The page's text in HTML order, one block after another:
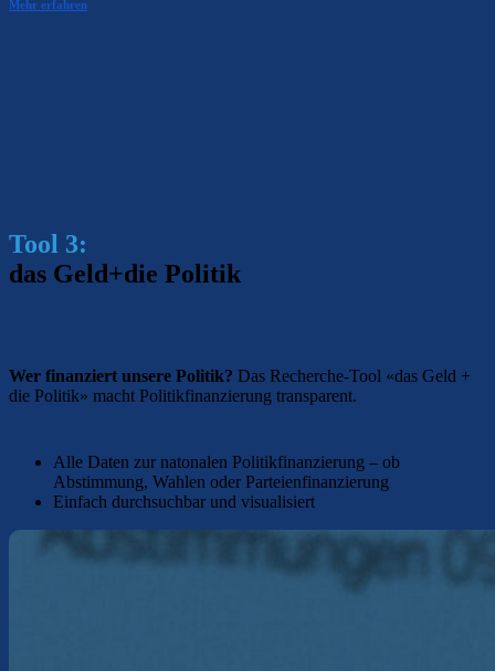
Mehr erfahren
Tool 3:
das Geld+die Politik
Wer finanziert unsere Politik? Das Recherche-Tool «das Geld +
die Politik» macht Politikfinanzierung transparent.
Alle Daten zur natonalen Politikfinanzierung – ob
Abstimmung, Wahlen oder Parteienfinanzierung
Einfach durchsuchbar und visualisiert